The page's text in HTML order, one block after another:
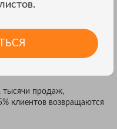
тысячи продаж,
клиентов возвращаются